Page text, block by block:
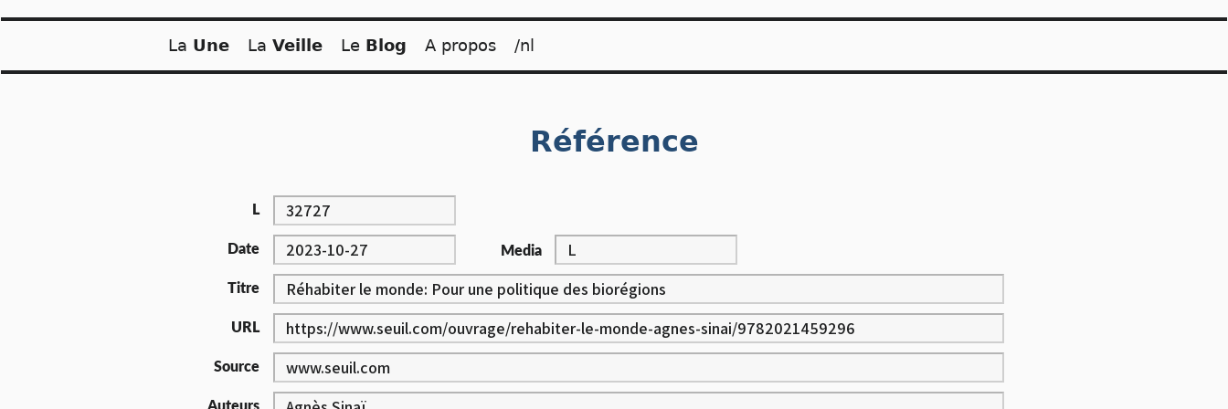
La Une La Veille Le Blog A propos /nl
Référence
L
Date Media
Titre
URL
Source